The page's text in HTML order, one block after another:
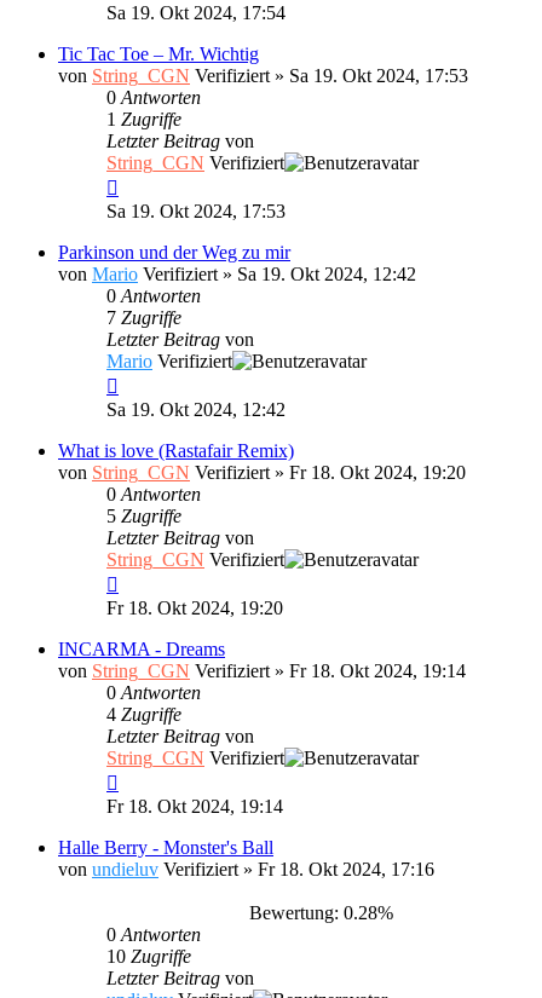
Sa 19. Okt 2024, 17:54
Tic Tac Toe – Mr. Wichtig
von String_CGN Verifiziert » Sa 19. Okt 2024, 17:53
0 Antworten
1 Zugriffe
Letzter Beitrag von
String_CGN Verifiziert
Sa 19. Okt 2024, 17:53
Parkinson und der Weg zu mir
von Mario Verifiziert » Sa 19. Okt 2024, 12:42
0 Antworten
7 Zugriffe
Letzter Beitrag von
Mario Verifiziert
Sa 19. Okt 2024, 12:42
What is love (Rastafair Remix)
von String_CGN Verifiziert » Fr 18. Okt 2024, 19:20
0 Antworten
5 Zugriffe
Letzter Beitrag von
String_CGN Verifiziert
Fr 18. Okt 2024, 19:20
INCARMA - Dreams
von String_CGN Verifiziert » Fr 18. Okt 2024, 19:14
0 Antworten
4 Zugriffe
Letzter Beitrag von
String_CGN Verifiziert
Fr 18. Okt 2024, 19:14
Halle Berry - Monster's Ball
von undieluv Verifiziert » Fr 18. Okt 2024, 17:16
Bewertung: 0.28%
0 Antworten
10 Zugriffe
Letzter Beitrag von